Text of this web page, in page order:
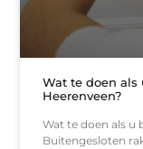
Wat te doen
Heerenveen?
Wat te doen als u
Buitengesloten